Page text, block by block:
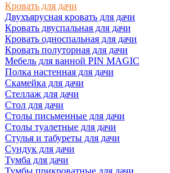
Кровать для дачи
Двухъярусная кровать для дачи
Кровать двуспальная для дачи
Кровать односпальная для дачи
Кровать полуторная для дачи
Мебель для ванной PIN MAGIC
Полка настенная для дачи
Скамейка для дачи
Стеллаж для дачи
Стол для дачи
Столы письменные для дачи
Столы туалетные для дачи
Стулья и табуреты для дачи
Сундук для дачи
Тумба для дачи
Тумбы прикроватные для дачи